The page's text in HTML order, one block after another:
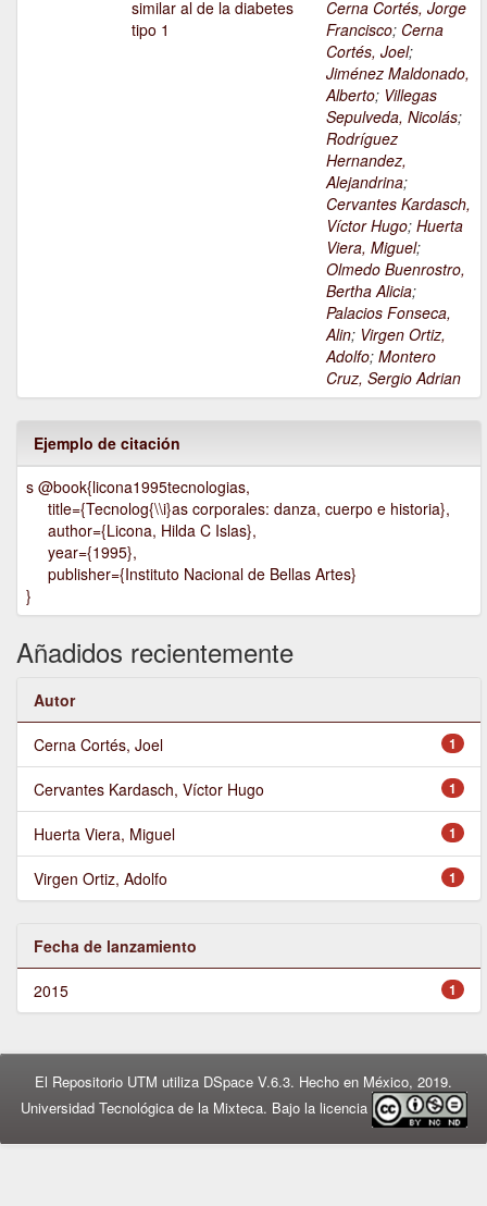
similar al de la diabetes
tipo 1
Cerna Cortés, Jorge
Francisco; Cerna
Cortés, Joel;
Jiménez Maldonado,
Alberto; Villegas
Sepulveda, Nicolás;
Rodríguez
Hernandez,
Alejandrina;
Cervantes Kardasch,
Víctor Hugo; Huerta
Viera, Miguel;
Olmedo Buenrostro,
Bertha Alicia;
Palacios Fonseca,
Alin; Virgen Ortiz,
Adolfo; Montero
Cruz, Sergio Adrian
Ejemplo de citación
s @book{licona1995tecnologias,
title={Tecnolog{\\i}as corporales: danza, cuerpo e historia},
author={Licona, Hilda C Islas},
year={1995},
publisher={Instituto Nacional de Bellas Artes}
}
Añadidos recientemente
Autor
1
Cerna Cortés, Joel
1
Cervantes Kardasch, Víctor Hugo
1
Huerta Viera, Miguel
1
Virgen Ortiz, Adolfo
Fecha de lanzamiento
1
2015
El Repositorio UTM utiliza DSpace V.6.3. Hecho en México, 2019.
Universidad Tecnológica de la Mixteca. Bajo la licencia